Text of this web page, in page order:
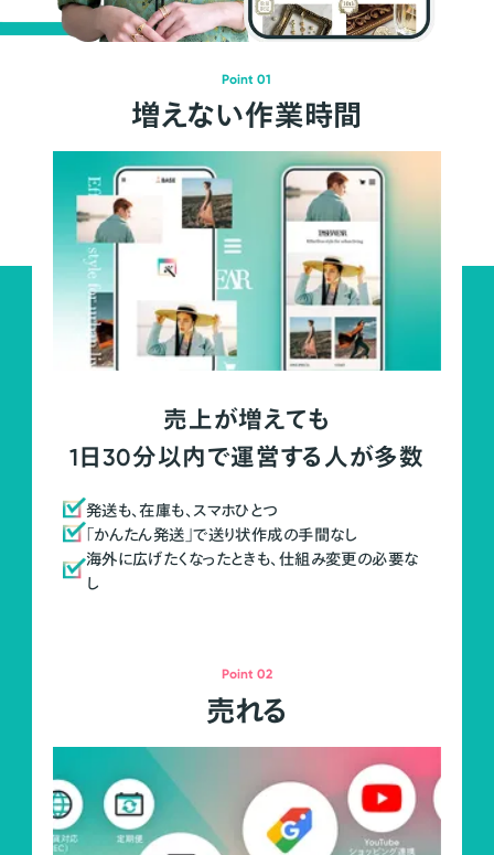
Point 01
増えない作業時間
売上が増えても
1日30分以内で運営する人が多数
発送も、在庫も、スマホひとつ
「かんたん発送」で送り状作成の手間なし
海外に広げたくなったときも、仕組み変更の必要な
し
Point 02
売れる